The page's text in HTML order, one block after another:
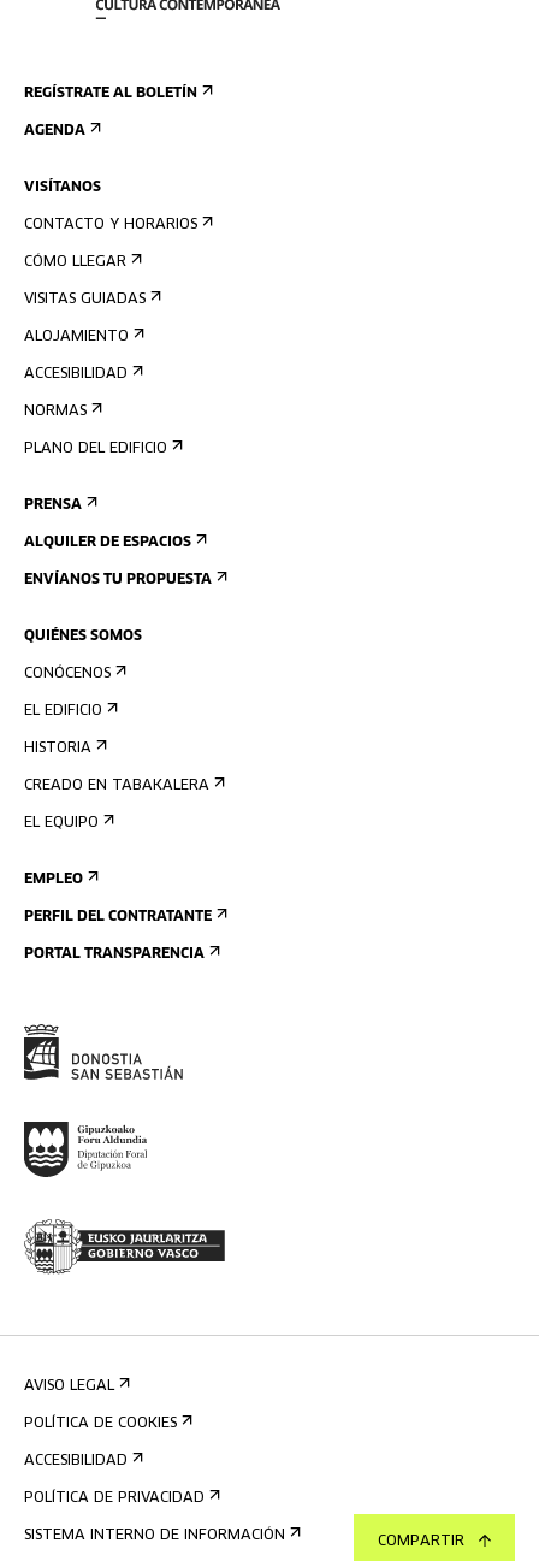
COMPARTIR
REGÍSTRATE AL BOLETÍN
AGENDA
VISÍTANOS
CONTACTO Y HORARIOS
CÓMO LLEGAR
VISITAS GUIADAS
ALOJAMIENTO
ACCESIBILIDAD
NORMAS
PLANO DEL EDIFICIO
PRENSA
ALQUILER DE ESPACIOS
ENVÍANOS TU PROPUESTA
QUIÉNES SOMOS
CONÓCENOS
EL EDIFICIO
HISTORIA
CREADO EN TABAKALERA
EL EQUIPO
EMPLEO
PERFIL DEL CONTRATANTE
PORTAL TRANSPARENCIA
AVISO LEGAL
POLÍTICA DE COOKIES
ACCESIBILIDAD
POLÍTICA DE PRIVACIDAD
SISTEMA INTERNO DE INFORMACIÓN